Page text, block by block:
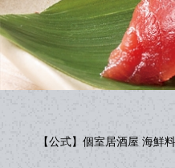
【公式】個室居酒屋 海鮮